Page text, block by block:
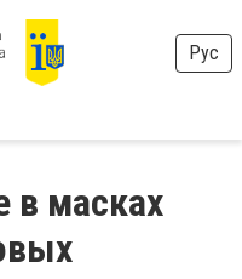
Рус
в масках